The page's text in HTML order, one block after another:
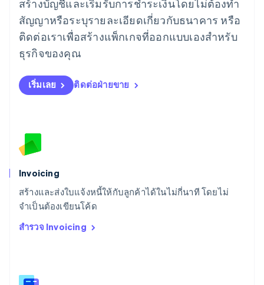
สร้างบัญชีและเริ่มรับการชำระเงินโดยไม่ต้องทำ
สัญญาหรือระบุรายละเอียดเกี่ยวกับธนาคาร หรือ
ติดต่อเราเพื่อสร้างแพ็กเกจที่ออกแบบเองสำหรับ
ธุรกิจของคุณ
เริ่มเลย ติดต่อฝ่ายขาย
Invoicing
สร้างและส่งใบแจ้งหนี้ให้กับลูกค้าได้ในไม่กี่นาที โดยไม่
จำเป็นต้องเขียนโค้ด
สำรวจ Invoicing
ลัตเวีย
English
ลิกเตนสไตน์
DeutschEnglish
ลิทัวเนีย
สเปน
EspañolEnglish
สโลวาเกีย
English
สวิตเซอร์แลนด์
สวีเดน
Svenska
สหรัฐอเมริกา
EnglishEspañol简体中文
English
English